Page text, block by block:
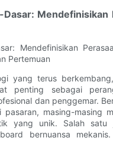
Dasar: Mendefinisikan
Mendefinisikan
Pertemuan
yang terus
penting sebagai
dan penggemar.
masing-masing
yang unik. Salah satu
bernuansa